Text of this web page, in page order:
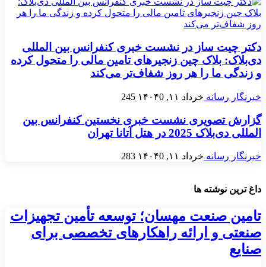
دکتر چیت ساز در نشست خبری کنفرانس بین المللی
دی‌بلاک: بلاک چین زنجیرهای تامین مالی را متحول کرده
و زندگی ما را هر روز شفاف‌تر می‌کند
خبرنگار رسانه خرداد ۱۱, ۱۴۰۴ 0
245
گزارش تصویری نشست خبری نخستین کنفرانس بین
المللی دی‌بلاک 2025 در هتل آتانا تهران
خبرنگار رسانه خرداد ۱۱, ۱۴۰۴ 0
283
داغ ترین نوشته ها
تامین صنعت مهسان؛ توسعه تأمین تجهیزات
صنعتی و ارائه راهکارهای تخصصی برای
صنایع